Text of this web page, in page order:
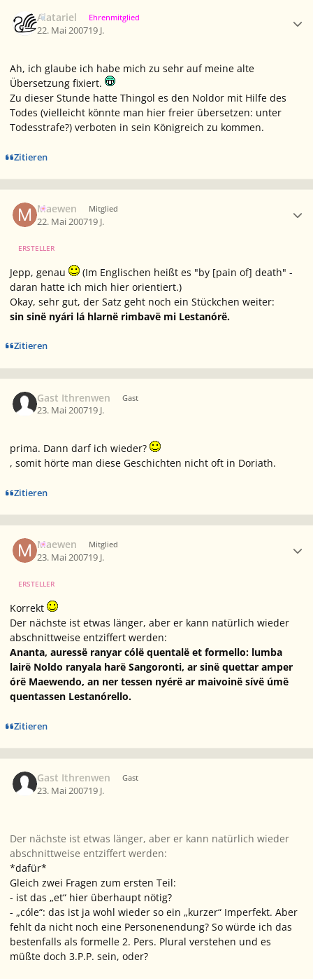
Alatariel Ehrenmitglied
22. Mai 200719 J.
Ah, ich glaube ich habe mich zu sehr auf meine alte
Übersetzung fixiert.
Zu dieser Stunde hatte Thingol es den Noldor mit Hilfe des
Todes (vielleicht könnte man hier freier übersetzen: unter
Todesstrafe?) verboten in sein Königreich zu kommen.
Zitieren
Maewen Mitglied
22. Mai 200719 J.
ERSTELLER
Jepp, genau
(Im Englischen heißt es "by [pain of] death" -
daran hatte ich mich hier orientiert.)
Okay, sehr gut, der Satz geht noch ein Stückchen weiter:
sin sinë nyári lá hlarnë rimbavë mi Lestanórë.
Zitieren
Gast Ithrenwen Gast
23. Mai 200719 J.
prima. Dann darf ich wieder?
, somit hörte man diese Geschichten nicht oft in Doriath.
Zitieren
Maewen Mitglied
23. Mai 200719 J.
ERSTELLER
Korrekt
Der nächste ist etwas länger, aber er kann natürlich wieder
abschnittweise entziffert werden:
Ananta, auressë ranyar cólë quentalë et formello: lumba
lairë Noldo ranyala harë Sangoronti, ar sinë quettar amper
órë Maewendo, an ner tessen nyérë ar maivoinë sívë úmë
quentassen Lestanórello.
Zitieren
Gast Ithrenwen Gast
23. Mai 200719 J.
Der nächste ist etwas länger, aber er kann natürlich wieder
abschnittweise entziffert werden:
*dafür*
Gleich zwei Fragen zum ersten Teil:
- ist das „et“ hier überhaupt nötig?
- „cóle“: das ist ja wohl wieder so ein „kurzer“ Imperfekt. Aber
fehlt da nicht noch eine Personenendung? So würde ich das
bestenfalls als formelle 2. Pers. Plural verstehen und es
müßte doch 3.P.P. sein, oder?